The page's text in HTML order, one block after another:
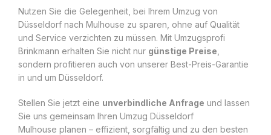
Nutzen Sie die Gelegenheit, bei Ihrem Umzug von
Düsseldorf nach Mulhouse zu sparen, ohne auf Qualität
und Service verzichten zu müssen. Mit Umzugsprofi
Brinkmann erhalten Sie nicht nur günstige Preise
sondern profitieren auch von unserer Best-Preis-Garantie
in und um Düsseldorf.
Stellen Sie jetzt eine unverbindliche Anfrage und lassen
Sie uns gemeinsam Ihren Umzug Düsseldorf
Mulhouse planen – effizient, sorgfältig und zu den besten